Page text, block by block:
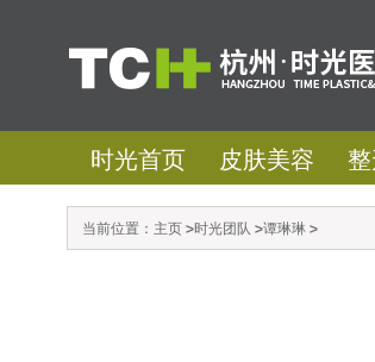
时光首页 皮肤美容
当前位置： 主页>时光团队 >谭琳琳>